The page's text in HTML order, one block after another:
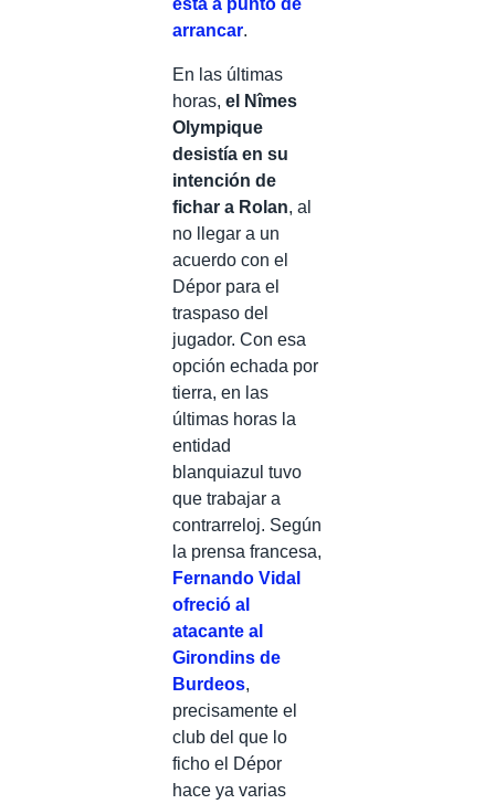
está a punto de
arrancar.
En las últimas
horas, el Nîmes
Olympique
desistía en su
intención de
fichar a Rolan, al
no llegar a un
acuerdo con el
Dépor para el
traspaso del
jugador. Con esa
opción echada por
tierra, en las
últimas horas la
entidad
blanquiazul tuvo
que trabajar a
contrarreloj. Según
la prensa francesa,
Fernando Vidal
ofreció al
atacante al
Girondins de
Burdeos,
precisamente el
club del que lo
ficho el Dépor
hace ya varias